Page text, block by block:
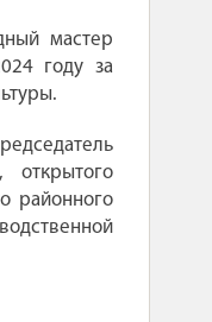
мастер
году за
открытого
районного